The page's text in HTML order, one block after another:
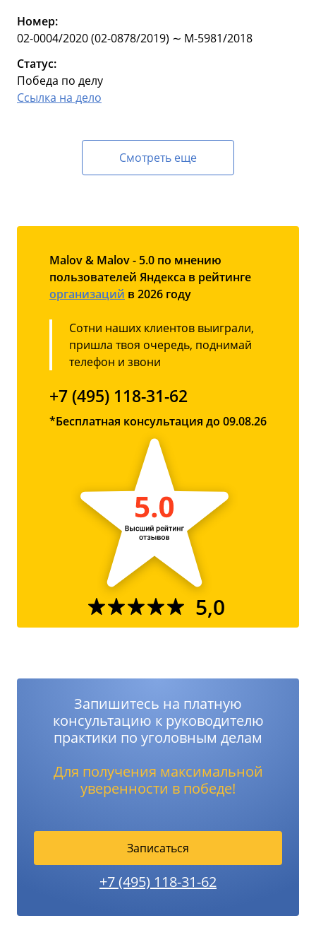
Номер:
02-0004/2020 (02-0878/2019) ∼ М-5981/2018
Статус:
Победа по делу
Ссылка на дело
Смотреть еще
Malov & Malov - 5.0 по мнению
пользователей Яндекса в рейтинге
организаций в 2026 году
Сотни наших клиентов выиграли,
пришла твоя очередь, поднимай
телефон и звони
+7 (495) 118-31-62
*Бесплатная консультация до 09.08.26
5,0
Запишитесь на платную
консультацию к руководителю
практики по уголовным делам
Для получения максимальной
уверенности в победе!
Записаться
+7 (495) 118-31-62